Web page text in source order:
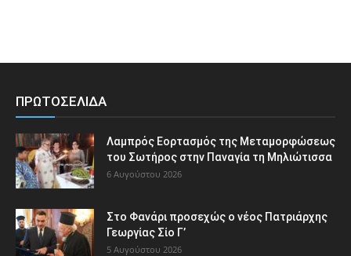
ΠΡΩΤΟΣΕΛΙΔΑ
Λαμπρός Εορτασμός της Μεταμορφώσεως
του Σωτήρος στην Παναγία τη Μηλιώτισσα
6 Αυγούστου 2026
Στο Φανάρι προσεχώς ο νέος Πατριάρχης
Γεωργίας Σίο Γ’
5 Αυγούστου 2026